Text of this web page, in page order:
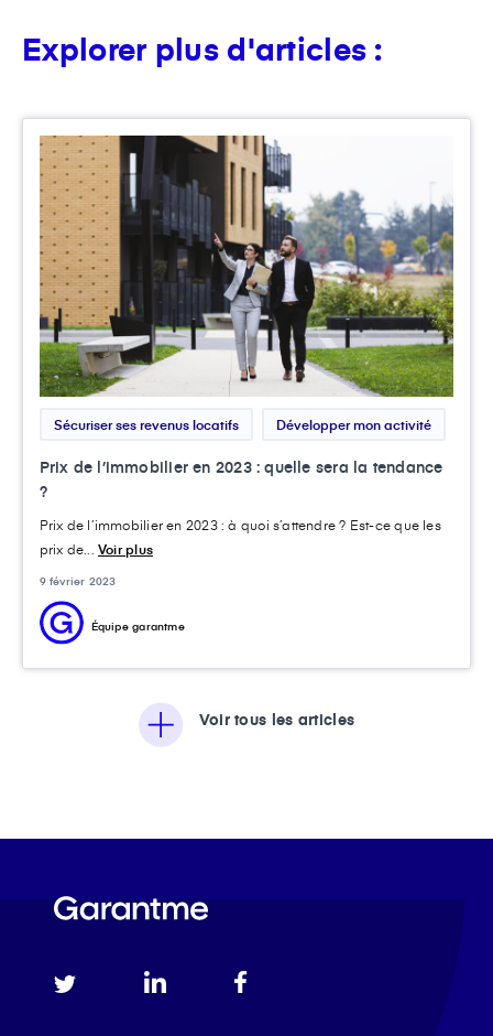
Explorer plus d'articles :
Sécuriser ses revenus locatifs Développer mon activité
Prix de l’immobilier en 2023 : quelle sera la tendance
?
Prix de l’immobilier en 2023 : à quoi s’attendre ? Est-ce que les
prix de... Voir plus
9 février 2023
Équipe garantme
Voir tous les articles